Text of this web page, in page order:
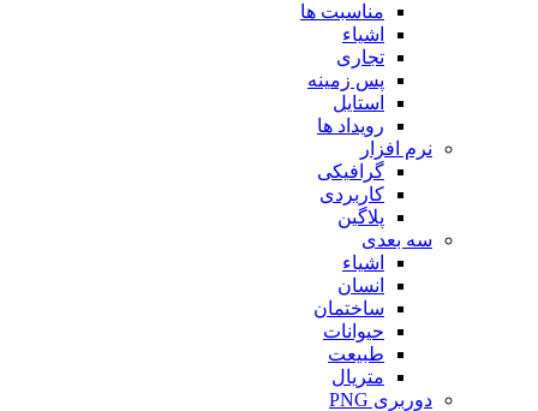
مناسبت ها
اشیاء
تجاری
پس زمینه
استایل
رویداد ها
نرم افزار
گرافیکی
کاربردی
پلاگین
سه بعدی
اشیاء
انسان
ساختمان
حیوانات
طبیعت
متریال
دوربری PNG